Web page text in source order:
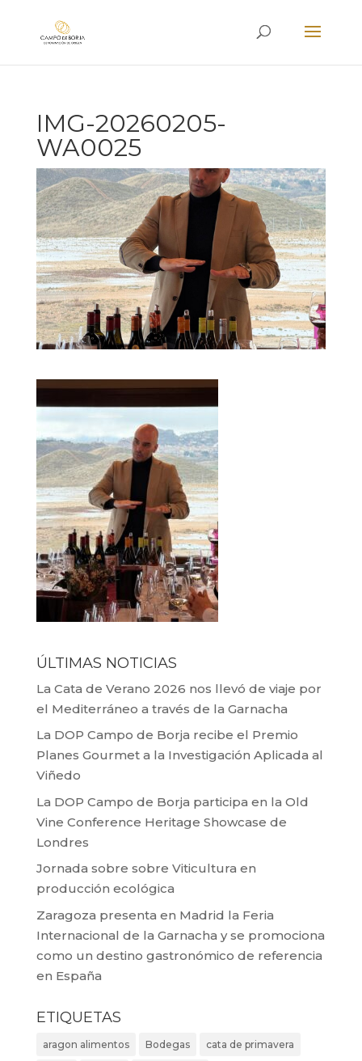
IMG-20260205-
WA0025
ÚLTIMAS NOTICIAS
La Cata de Verano 2026 nos llevó de viaje por
el Mediterráneo a través de la Garnacha
La DOP Campo de Borja recibe el Premio
Planes Gourmet a la Investigación Aplicada al
Viñedo
La DOP Campo de Borja participa en la Old
Vine Conference Heritage Showcase de
Londres
Jornada sobre sobre Viticultura en
producción ecológica
Zaragoza presenta en Madrid la Feria
Internacional de la Garnacha y se promociona
como un destino gastronómico de referencia
en España
ETIQUETAS
aragon alimentos Bodegas cata de primavera